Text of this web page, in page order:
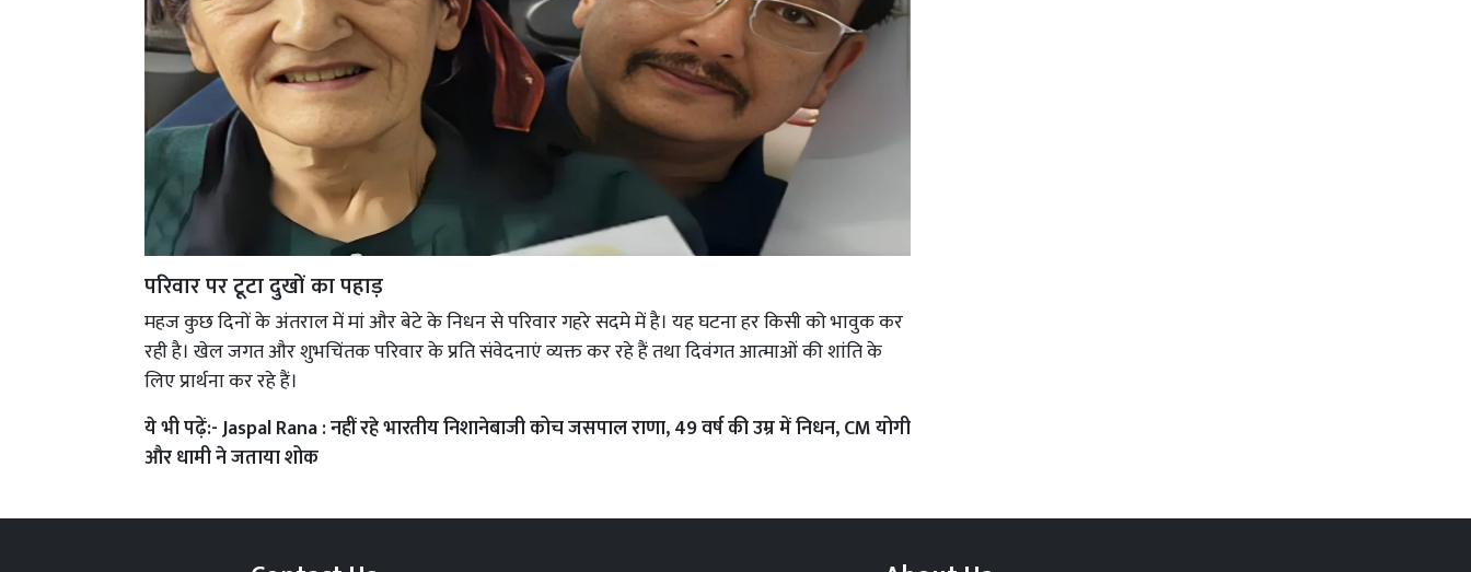
परिवार पर टूटा दुखों का पहाड़
महज कुछ दिनों के अंतराल में मां और बेटे के निधन से परिवार गहरे सदमे में है। यह घटना हर किसी को भावुक कर
रही है। खेल जगत और शुभचिंतक परिवार के प्रति संवेदनाएं व्यक्त कर रहे हैं तथा दिवंगत आत्माओं की शांति के
लिए प्रार्थना कर रहे हैं।
ये भी पढ़ें:-Jaspal Rana : नहीं रहे भारतीय निशानेबाजी कोच जसपाल राणा, 49 वर्ष की उम्र में निधन, CM योगी
और धामी ने जताया शोक